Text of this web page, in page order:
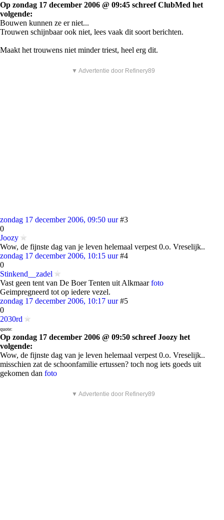
Op zondag 17 december 2006 @ 09:45 schreef ClubMed het
volgende:
Bouwen kunnen ze er niet...
Trouwen schijnbaar ook niet, lees vaak dit soort berichten.
Maakt het trouwens niet minder triest, heel erg dit.
▼ Advertentie door Refinery89
zondag 17 december 2006, 09:50 uur #3
0
Joozy
Wow, de fijnste dag van je leven helemaal verpest 0.o. Vreselijk..
zondag 17 december 2006, 10:15 uur #4
0
Stinkend__zadel
Vast geen tent van De Boer Tenten uit Alkmaarfoto
Geimpregneerd tot op iedere vezel.
zondag 17 december 2006, 10:17 uur #5
0
2030rd
quote:
Op zondag 17 december 2006 @ 09:50 schreef Joozy het
volgende:
Wow, de fijnste dag van je leven helemaal verpest 0.o. Vreselijk..
misschien zat de schoonfamilie ertussen? toch nog iets goeds uit
gekomen dan foto
▼ Advertentie door Refinery89